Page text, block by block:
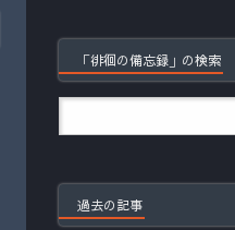
「徘徊の備忘録」の検索
過去の記事